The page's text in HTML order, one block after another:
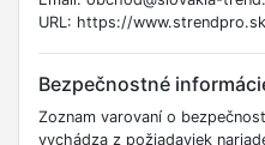
URL: https://
Bezpečnostné
Zoznam varovaní o
vychádza z požiadaviek